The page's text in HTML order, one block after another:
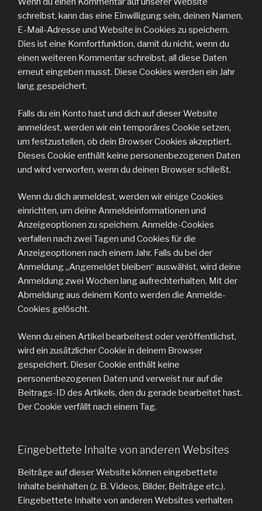
schreibst, kann das eine Einwilligung sein, deinen Namen,
E-Mail-Adresse und Website in Cookies zu speichern.
Dies ist eine Komfortfunktion, damit du nicht, wenn du
einen weiteren Kommentar schreibst, all diese Daten
erneut eingeben musst. Diese Cookies werden ein Jahr
lang gespeichert.
Falls du ein Konto hast und dich auf dieser Website
anmeldest, werden wir ein temporäres Cookie setzen,
um festzustellen, ob dein Browser Cookies akzeptiert.
Dieses Cookie enthält keine personenbezogenen Daten
und wird verworfen, wenn du deinen Browser schließt.
Wenn du dich anmeldest, werden wir einige Cookies
einrichten, um deine Anmeldeinformationen und
Anzeigeoptionen zu speichern. Anmelde-Cookies
verfallen nach zwei Tagen und Cookies für die
Anzeigeoptionen nach einem Jahr. Falls du bei der
Anmeldung „Angemeldet bleiben“ auswählst, wird deine
Anmeldung zwei Wochen lang aufrechterhalten. Mit der
Abmeldung aus deinem Konto werden die Anmelde-
Cookies gelöscht.
Wenn du einen Artikel bearbeitest oder veröffentlichst,
wird ein zusätzlicher Cookie in deinem Browser
gespeichert. Dieser Cookie enthält keine
personenbezogenen Daten und verweist nur auf die
Beitrags-ID des Artikels, den du gerade bearbeitet hast.
Der Cookie verfällt nach einem Tag.
Eingebettete Inhalte von anderen Websites
Beiträge auf dieser Website können eingebettete
Inhalte beinhalten (z. B. Videos, Bilder, Beiträge etc.).
Eingebettete Inhalte von anderen Websites verhalten